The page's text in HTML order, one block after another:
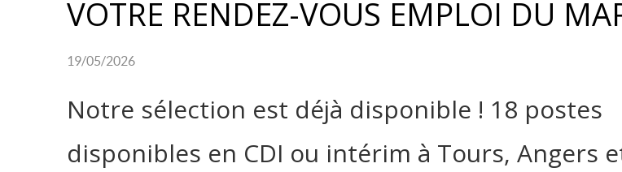
VOTRE RENDEZ-VOUS EMPLOI DU
19/05/2026
Notre sélection est déjà disponible ! 18 postes
disponibles en CDI ou intérim à Tours, Angers